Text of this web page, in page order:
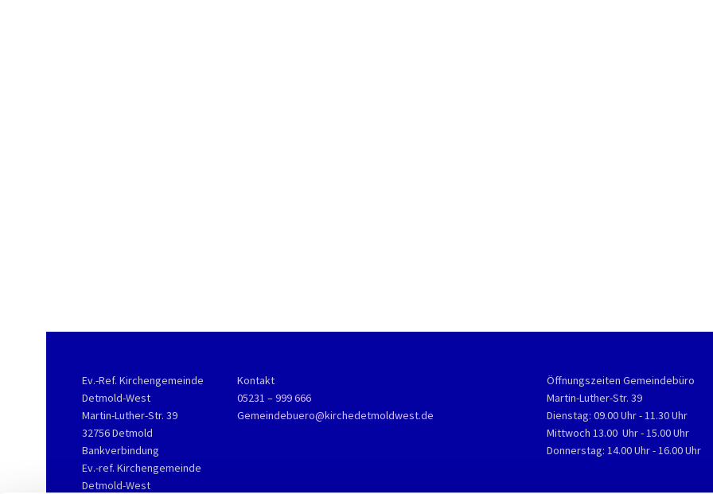
Ev.-Ref. Kirchengemeinde
Detmold-West
Martin-Luther-Str. 39
32756 Detmold
Bankverbindung
Ev.-ref. Kirchengemeinde
Detmold-West
Kontakt
05231 – 999 666
Gemeindebuero@kirchedetmoldwest.de
Öffnungszeiten Gemeindebüro
Martin-Luther-Str. 39
Dienstag: 09.00 Uhr - 11.30 Uhr
Mittwoch 13.00 Uhr - 15.00 Uhr
Donnerstag: 14.00 Uhr - 16.00 Uhr